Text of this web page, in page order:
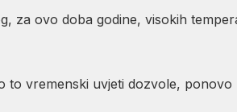
za ovo doba godine, visokih
to vremenski uvjeti dozvole,